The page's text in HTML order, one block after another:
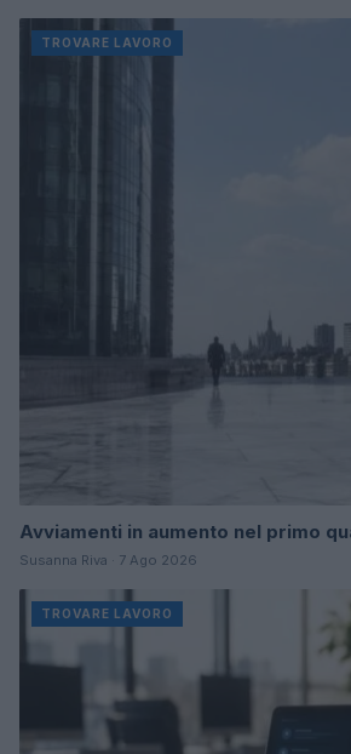
TROVARE LAVORO
Avviamenti in aumento nel primo
Susanna Riva · 7 Ago 2026
TROVARE LAVORO